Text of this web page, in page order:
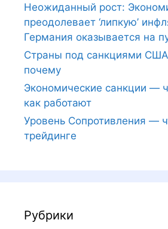
Неожиданный рост:
преодолевает ‘липкую’
Германия оказывается на
Страны под санкциями
почему
Экономические санкции —
как работают
Уровень Сопротивления —
трейдинге
Рубрики